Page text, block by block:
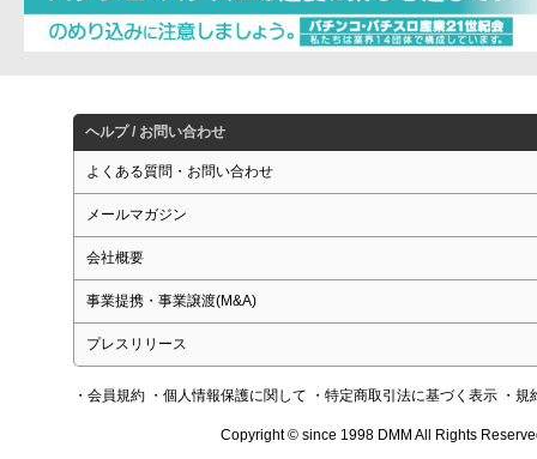
ヘルプ / お問い合わせ
よくある質問・お問い合わせ
メールマガジン
会社概要
事業提携・事業譲渡(M&A)
プレスリリース
・会員規約 ・個人情報保護に関して ・特定商取引法に基づく表示 ・規
Copyright © since 1998 DMM All Rights